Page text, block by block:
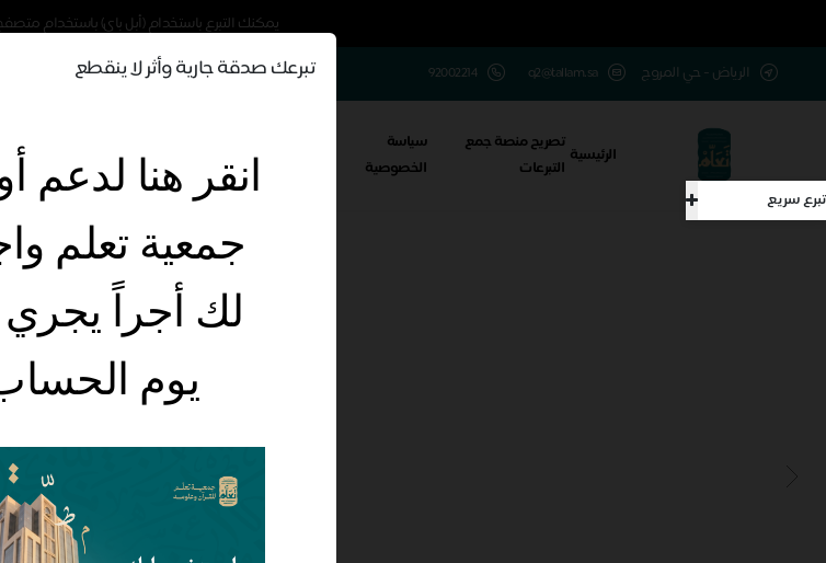
يمكنك التبرع باستخدام (أبل باي) باستخدام
تبرع سريع
الرياض - حي المروج q2@tallam.sa
الرئيسية
تصريح منصة جمع
التبرعات
سياسة
الخصوصية
مشاريعنا الإهداءات
حاسبة
تبرعك صدقة جارية وأثر لا ينقطع
انقر هنا لدعم
جمعية تعلم
لك أجراً يجري
يوم